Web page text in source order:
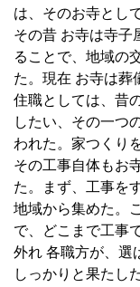
は、そのお寺とし
その昔 お寺は寺子
ることで、地域の
た。現在 お寺は葬
住職としては、昔
したい、その一つ
われた。家つくり
その工事自体もお
た。まず、工事を
地域から集めた。
で、どこまで工事
外れ 各職方が、選
しっかりと果たし